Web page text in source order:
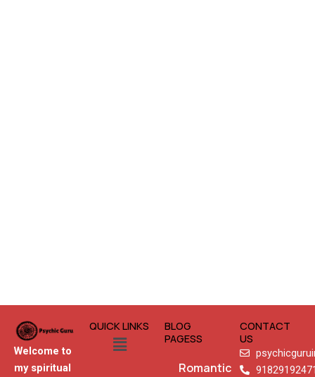
Welcome to
my spiritual
QUICK LINKS
Menu
BLOG
PAGESS
Romantic
CONTACT
US